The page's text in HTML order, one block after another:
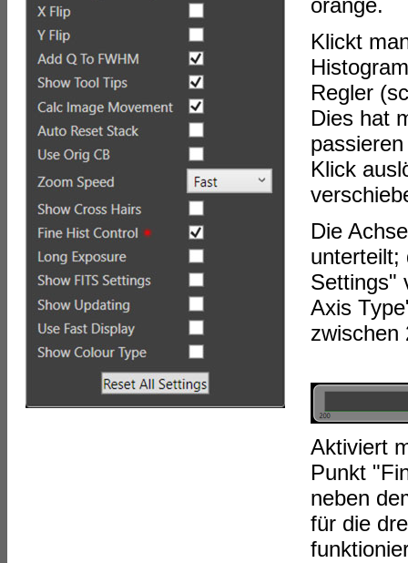
orange.
Klickt
Regler
Dies hat
Klick
Die
unterteilt;
Settings"
Axis
zwischen
Aktiviert
Punkt
neben
für die